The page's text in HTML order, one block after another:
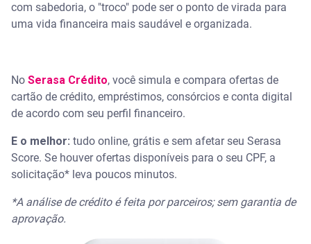
com sabedoria, o "troco" pode ser o ponto de virada para
uma vida financeira mais saudável e organizada.
No Serasa Crédito, você simula e compara ofertas de
cartão de crédito, empréstimos, consórcios e conta digital
de acordo com seu perfil financeiro.
E o melhor: tudo online, grátis e sem afetar seu Serasa
Score. Se houver ofertas disponíveis para o seu CPF, a
solicitação* leva poucos minutos.
*A análise de crédito é feita por parceiros; sem garantia de
aprovação.